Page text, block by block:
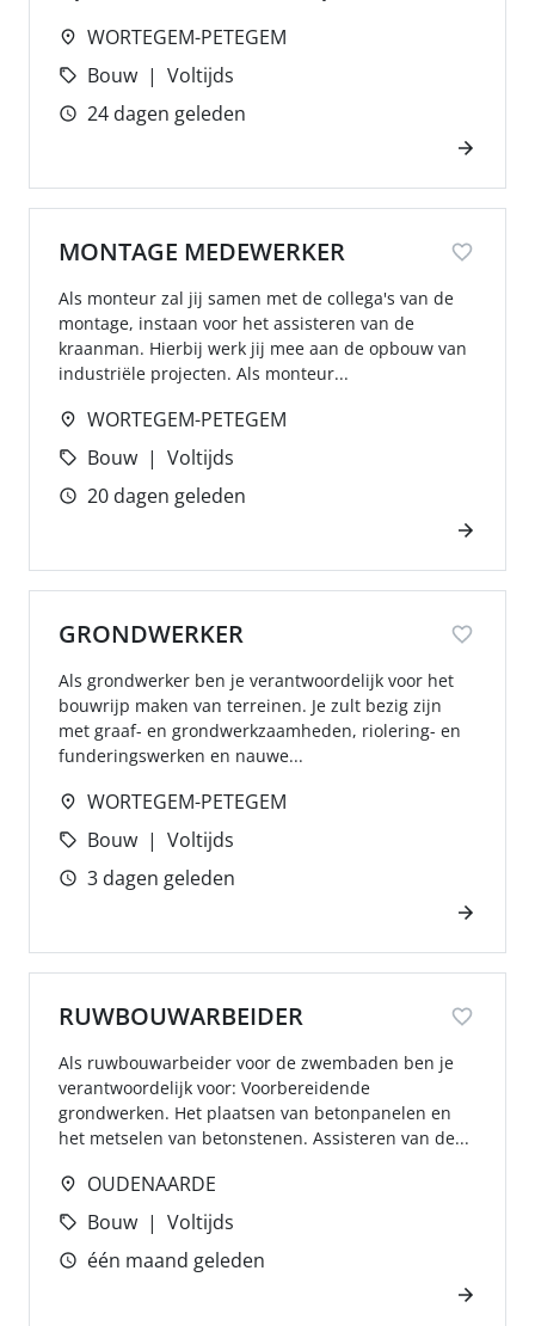
WORTEGEM-PETEGEM
Bouw
Voltijds
24 dagen geleden
MONTAGE MEDEWERKER
Als monteur zal jij samen met de collega's van de
montage, instaan voor het assisteren van de
kraanman. Hierbij werk jij mee aan de opbouw van
industriële projecten. Als monteur...
WORTEGEM-PETEGEM
Bouw
Voltijds
20 dagen geleden
GRONDWERKER
Als grondwerker ben je verantwoordelijk voor het
bouwrijp maken van terreinen. Je zult bezig zijn
met graaf- en grondwerkzaamheden, riolering- en
funderingswerken en nauwe...
WORTEGEM-PETEGEM
Bouw
Voltijds
3 dagen geleden
RUWBOUWARBEIDER
Als ruwbouwarbeider voor de zwembaden ben je
verantwoordelijk voor: Voorbereidende
grondwerken. Het plaatsen van betonpanelen en
het metselen van betonstenen. Assisteren van de...
OUDENAARDE
Bouw
Voltijds
één maand geleden